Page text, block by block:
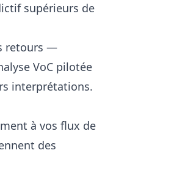
supérieurs de
retours —
VoC pilotée
interprétations.
à vos flux de
des